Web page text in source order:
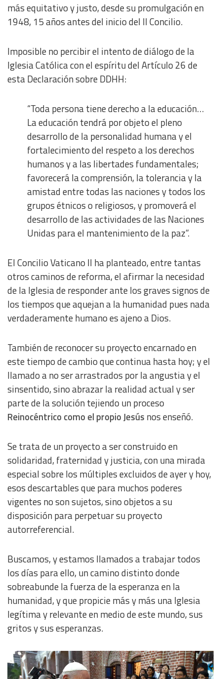
más equitativo y justo, desde su promulgación en
1948, 15 años antes del inicio del II Concilio.
Imposible no percibir el intento de diálogo de la
Iglesia Católica con el espíritu del Artículo 26 de
esta Declaración sobre DDHH:
“Toda persona tiene derecho a la educación…
La educación tendrá por objeto el pleno
desarrollo de la personalidad humana y el
fortalecimiento del respeto a los derechos
humanos y a las libertades fundamentales;
favorecerá la comprensión, la tolerancia y la
amistad entre todas las naciones y todos los
grupos étnicos o religiosos, y promoverá el
desarrollo de las actividades de las Naciones
Unidas para el mantenimiento de la paz”.
El Concilio Vaticano II ha planteado, entre tantas
otros caminos de reforma, el afirmar la necesidad
de la Iglesia de responder ante los graves signos de
los tiempos que aquejan a la humanidad pues nada
verdaderamente humano es ajeno a Dios.
También de reconocer su proyecto encarnado en
este tiempo de cambio que continua hasta hoy; y el
llamado a no ser arrastrados por la angustia y el
sinsentido, sino abrazar la realidad actual y ser
parte de la solución tejiendo un proceso
Reinocéntrico como el propio Jesús nos enseñó.
Se trata de un proyecto a ser construido en
solidaridad, fraternidad y justicia, con una mirada
especial sobre los múltiples excluidos de ayer y hoy,
esos descartables que para muchos poderes
vigentes no son sujetos, sino objetos a su
disposición para perpetuar su proyecto
autorreferencial.
Buscamos, y estamos llamados a trabajar todos
los días para ello, un camino distinto donde
sobreabunde la fuerza de la esperanza en la
humanidad, y que propicie más y más una Iglesia
legítima y relevante en medio de este mundo, sus
gritos y sus esperanzas.